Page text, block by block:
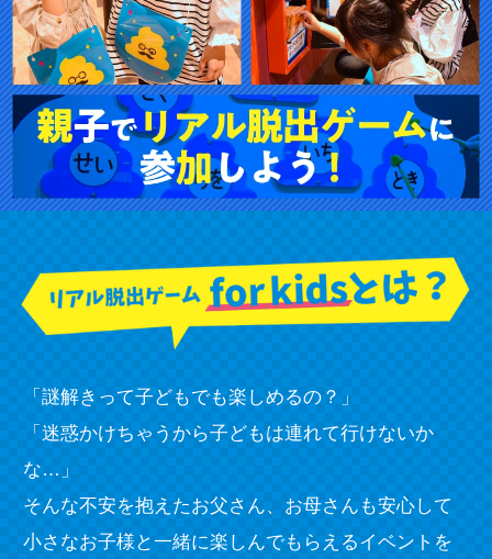
「謎解きって子どもでも楽しめるの？」
「迷惑かけちゃうから子どもは連れて行けないか
な…」
そんな不安を抱えたお父さん、お母さんも安心して
小さなお子様と一緒に楽しんでもらえるイベントを